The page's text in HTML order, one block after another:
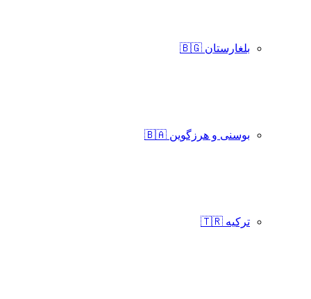
بلغارستان 🇧🇬
بوسنی و هرزگوین 🇧🇦
ترکیه 🇹🇷